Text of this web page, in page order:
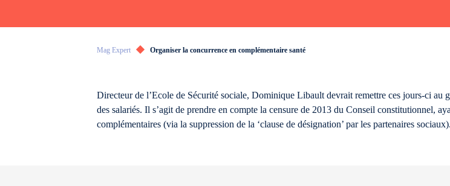
Mag Expert Organiser la concurrence en complémentaire santé
Directeur de l’Ecole de Sécurité sociale, Dominique Libault devrait remettre ces jours-ci au
des salariés. Il s’agit de prendre en compte la censure de 2013 du Conseil constitutionnel,
complémentaires (via la suppression de la ‘clause de désignation’ par les partenaires sociaux).